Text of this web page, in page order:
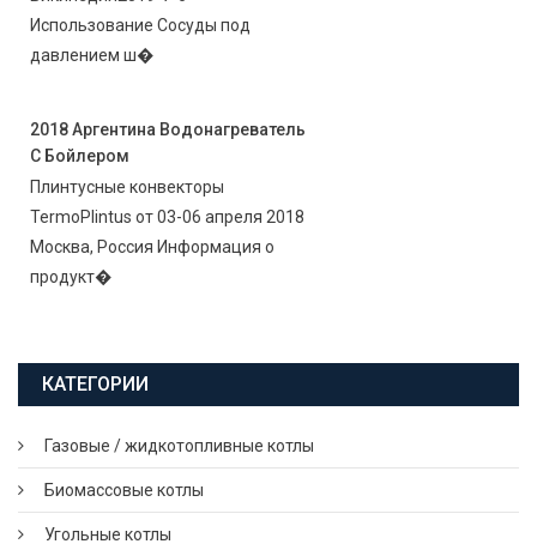
Использование Сосуды под
давлением ш�
2018 Аргентина Водонагреватель
С Бойлером
Плинтусные конвекторы
TermoPlintus от 03-06 апреля 2018
Москва, Россия Информация о
продукт�
КАТЕГОРИИ
Газовые / жидкотопливные котлы
Биомассовые котлы
Угольные котлы